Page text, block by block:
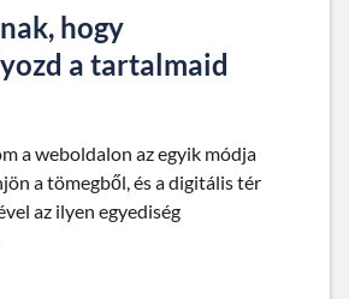
hogy
a tartalmaid
a weboldalon az egyik módja
a tömegből, és a digitális tér
az ilyen egyediség